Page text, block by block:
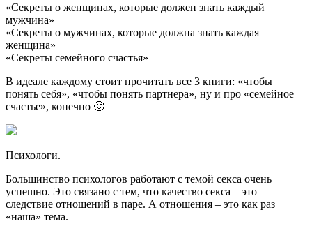
«Секреты о женщинах, которые должен знать каждый
мужчина»
«Секреты о мужчинах, которые должна знать каждая
женщина»
«Секреты семейного счастья»
В идеале каждому стоит прочитать все 3 книги: «чтобы
понять себя», «чтобы понять партнера», ну и про «семейное
счастье», конечно 🙂
Психологи.
Большинство психологов работают с темой секса очень
успешно. Это связано с тем, что качество секса – это
следствие отношений в паре. А отношения – это как раз
«наша» тема.